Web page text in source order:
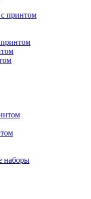
принтом
наборы